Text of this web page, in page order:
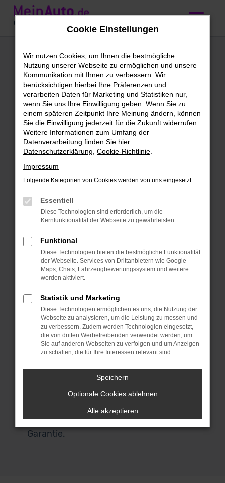
Zum
Hauptinhalt
Citroen
Gebrauchtwagen
kaufen mit
Lieferservice nach
Regensburg
Qualität für Regensburg
Citroen Gebrauchtwagen sind unser
täglich Brot. Wir bieten dir eine enorme
Bandbreite an Fahrzeugen und lassen
schöpfen“. Hinzu kommt, dass wir für
dich die Lieferung direkt nach
Regensburg oder einen anderen Ort,
irgendwo in Deutschland, übernehmen.
Wir lassen bei Citroen Gebrauchtwagen
Argumente sprechen und überzeugen
durch Qualität. All unsere Fahrzeuge für
deine Mobilität in Regensburg stammen
aus erster Hand und hatten
entsprechend nur einen Vorbesitzer. Es
handelt sich um einheimische Fahrzeuge
und keine EU-Importe und vor allem:
unsere Citroen Gebrauchtwagen wurden
im Vorfeld gründlich geprüft und sind
einwandfrei. Darauf geben wir dir eine
Garantie.
Cookie Einstellungen
Wir nutzen Cookies, um Ihnen die bestmögliche
Nutzung unserer Webseite zu ermöglichen und unsere
Kommunikation mit Ihnen zu verbessern. Wir
berücksichtigen hierbei Ihre Präferenzen und
verarbeiten Daten für Marketing und Statistiken nur,
wenn Sie uns Ihre Einwilligung geben. Wenn Sie zu
einem späteren Zeitpunkt Ihre Meinung ändern, können
Sie die Einwilligung jederzeit für die Zukunft widerrufen.
Weitere Informationen zum Umfang der
Datenverarbeitung finden Sie hier:
Datenschutzerklärung Cookie-Richtlinie
Impressum
Folgende Kategorien von Cookies werden von uns eingesetzt:
Essentiell
Diese Technologien sind erforderlich, um die
Kernfunktionalität der Webseite zu gewährleisten.
Funktional
Diese Technologien bieten die bestmögliche Funktionalität
der Webseite. Services von Drittanbietern wie Google
Maps, Chats, Fahrzeugbewertungssystem und weitere
werden aktiviert.
Statistik und Marketing
Diese Technologien ermöglichen es uns, die Nutzung der
Webseite zu analysieren, um die Leistung zu messen und
zu verbessern. Zudem werden Technologien eingesetzt,
die von dritten Werbetreibenden verwendet werden, um
Sie auf anderen Webseiten zu verfolgen und um Anzeigen
zu schalten, die für Ihre Interessen relevant sind.
Speichern
Optionale Cookies ablehnen
Alle akzeptieren